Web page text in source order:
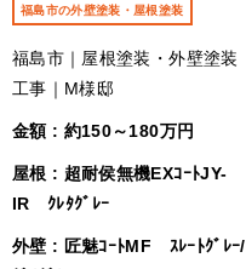
福島市の外壁塗装・屋根塗装
福島市｜屋根塗装・外壁塗装
工事｜M様邸
金額 : 約150～180万円
屋根 : 超耐侯無機EXｺｰﾄJY-
IR ｸﾚﾀｸﾞﾚｰ
外壁 : 匠魅ｺｰﾄMF ｽﾚｰﾄｸﾞﾚｰ/